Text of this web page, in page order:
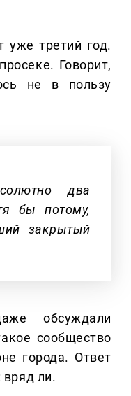
уже третий год.
Говорит,
не в пользу
два
бы потому,
закрытый
обсуждали
сообщество
города. Ответ
вряд ли.